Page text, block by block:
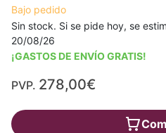
Bajo pedido
Sin stock. Si se pide hoy, se
20/08/26
¡GASTOS DE ENVÍO GRATIS!
PVP. 278,00€